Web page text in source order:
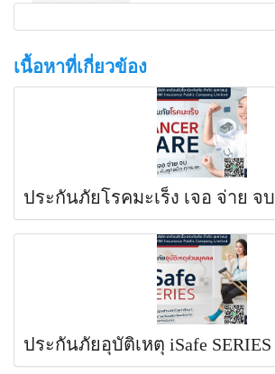
เนื้อหาที่เกี่ยวข้อง
ประกันภัยโรคมะเร็ง เจอ จ่าย จบ
ประกันภัยอุบัติเหตุ iSafe SERIES